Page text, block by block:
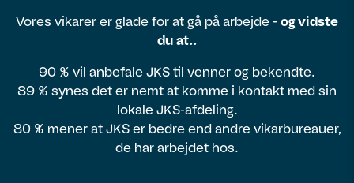
Vores vikarer er glade for at gå på arbejde - og vidste
du at..
90 % vil anbefale JKS til venner og bekendte.
89 % synes det er nemt at komme i kontakt med sin
lokale JKS-afdeling.
80 % mener at JKS er bedre end andre vikarbureauer,
de har arbejdet hos.